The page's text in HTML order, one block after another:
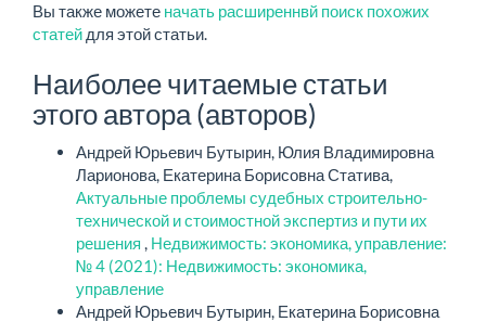
Вы также можете начать расширеннвй поиск похожих
статей для этой статьи.
Наиболее читаемые статьи
этого автора (авторов)
Андрей Юрьевич Бутырин, Юлия Владимировна
Ларионова, Екатерина Борисовна Статива,
Актуальные проблемы судебных строительно-
технической и стоимостной экспертиз и пути их
решения
Недвижимость: экономика, управление:
№ 4 (2021): Недвижимость: экономика,
управление
Андрей Юрьевич Бутырин, Екатерина Борисовна